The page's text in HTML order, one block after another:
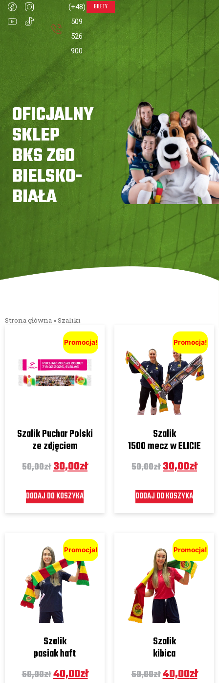
(+48)
509
526
900
BILETY
0
Strona główna » Szaliki
OFICJALNY
SKLEP
BKS ZGO
BIELSKO-
BIAŁA
Strona główna »Szaliki
Promocja!
Szalik Puchar Polski
ze zdjęciem
50,00zł30,00zł
DODAJ DO KOSZYKA
Promocja!
Szalik
1500 mecz w ELICIE
50,00zł30,00zł
DODAJ DO KOSZYKA
Promocja!
Szalik
pasiak haft
50,00zł40,00zł
Promocja!
Szalik
kibica
50,00zł40,00zł